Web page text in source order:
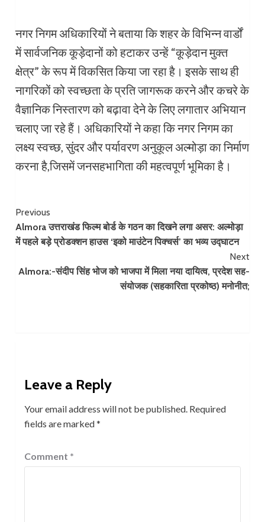
नगर निगम अधिकारियों ने बताया कि शहर के विभिन्न वार्डों
में सार्वजनिक कूड़ेदानों को हटाकर उन्हें “कूड़ेदान मुक्त
क्षेत्र” के रूप में विकसित किया जा रहा है। इसके साथ ही
नागरिकों को स्वच्छता के प्रति जागरूक करने और कचरे के
वैज्ञानिक निस्तारण को बढ़ावा देने के लिए लगातार अभियान
चलाए जा रहे हैं। अधिकारियों ने कहा कि नगर निगम का
लक्ष्य स्वच्छ, सुंदर और पर्यावरण अनुकूल अल्मोड़ा का निर्माण
करना है,जिसमें जनसहभागिता की महत्वपूर्ण भूमिका है।
Continue
Reading
Previous
Almora उत्तराखंड फिल्म बोर्ड के गठन का दिखने लगा असर: अल्मोड़ा
में पहले बड़े प्रोडक्शन हाउस ‘इको माउंटेन पिक्चर्स’ का भव्य उद्घाटन
Next
Almora:-संदीप सिंह भोज को भाजपा में मिला नया दायित्व, प्रदेश सह-
संयोजक (सहकारिता प्रकोष्ठ) मनोनीत;
Leave a Reply
Your email address will not be published. Required
fields are marked*
Comment *